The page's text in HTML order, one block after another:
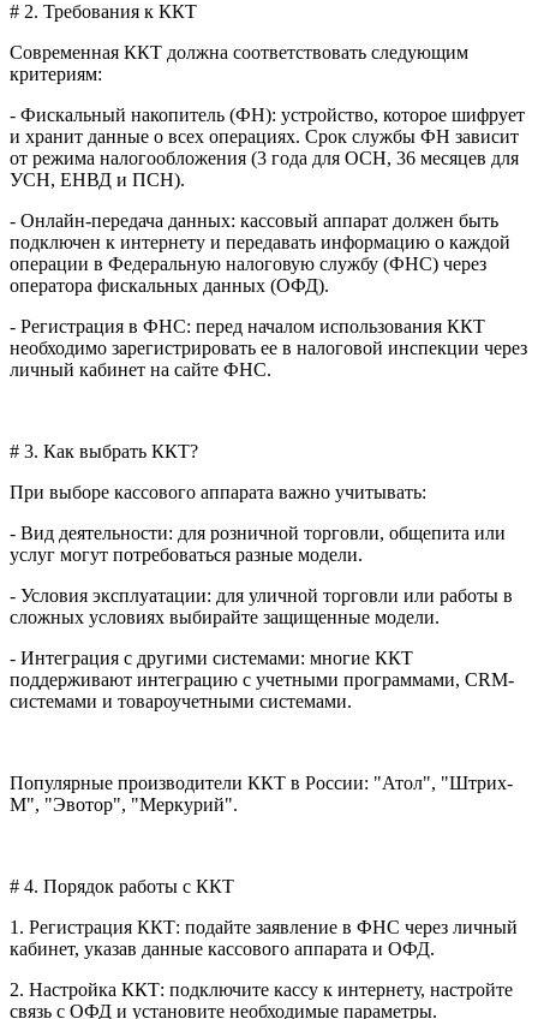
# 2. Требования к ККТ
Современная ККТ должна соответствовать следующим
критериям:
- Фискальный накопитель (ФН): устройство, которое шифрует
и хранит данные о всех операциях. Срок службы ФН зависит
от режима налогообложения (3 года для ОСН, 36 месяцев для
УСН, ЕНВД и ПСН).
- Онлайн-передача данных: кассовый аппарат должен быть
подключен к интернету и передавать информацию о каждой
операции в Федеральную налоговую службу (ФНС) через
оператора фискальных данных (ОФД).
- Регистрация в ФНС: перед началом использования ККТ
необходимо зарегистрировать ее в налоговой инспекции через
личный кабинет на сайте ФНС.
# 3. Как выбрать ККТ?
При выборе кассового аппарата важно учитывать:
- Вид деятельности: для розничной торговли, общепита или
услуг могут потребоваться разные модели.
- Условия эксплуатации: для уличной торговли или работы в
сложных условиях выбирайте защищенные модели.
- Интеграция с другими системами: многие ККТ
поддерживают интеграцию с учетными программами, CRM-
системами и товароучетными системами.
Популярные производители ККТ в России: "Атол", "Штрих-
М", "Эвотор", "Меркурий".
# 4. Порядок работы с ККТ
1. Регистрация ККТ: подайте заявление в ФНС через личный
кабинет, указав данные кассового аппарата и ОФД.
2. Настройка ККТ: подключите кассу к интернету, настройте
связь с ОФД и установите необходимые параметры.